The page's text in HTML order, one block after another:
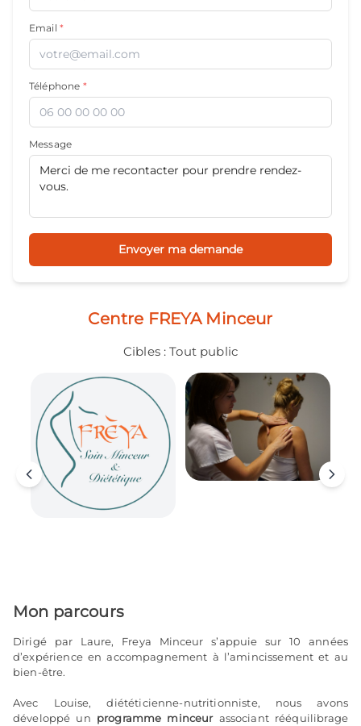
Email *
Téléphone *
Message
Envoyer ma demande
Centre FREYA Minceur
Cibles :Tout public
Mon parcours
Dirigé par Laure, Freya Minceur s’appuie sur 10 années
d’expérience en accompagnement à l’amincissement et au
bien-être.
Avec Louise, diététicienne-nutritionniste, nous avons
développé un programme minceurassociant rééquilibrage